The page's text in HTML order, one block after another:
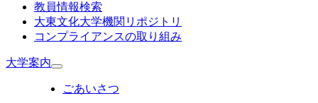
教員情報検索
大東文化大学機関リポジトリ
コンプライアンスの取り組み
大学案内
ごあいさつ